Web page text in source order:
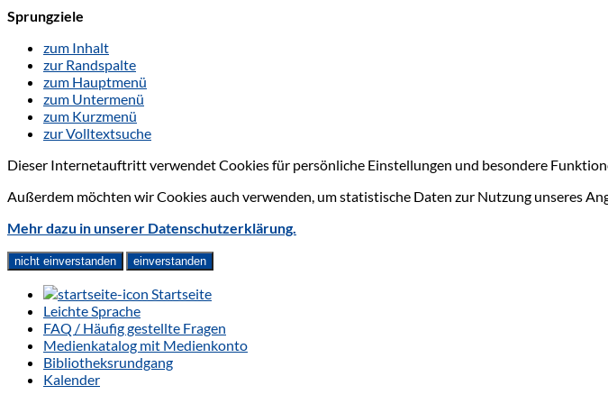
Sprungziele
zum Inhalt
zur Randspalte
zum Hauptmenü
zum Untermenü
zum Kurzmenü
zur Volltextsuche
Dieser Internetauftritt verwendet Cookies für persönliche Einstellungen und besondere
Außerdem möchten wir Cookies auch verwenden, um statistische Daten zur Nutzung unseres
Mehr dazu in unserer Datenschutzerklärung.
nicht einverstanden einverstanden
Startseite
Leichte Sprache
FAQ / Häufig gestellte Fragen
Medienkatalog mit Medienkonto
Bibliotheksrundgang
Kalender